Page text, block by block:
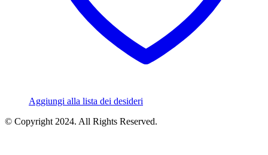
Aggiungi alla lista dei desideri
© Copyright 2024. All Rights Reserved.